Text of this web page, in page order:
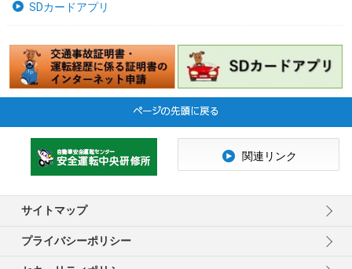
SDカードアプリ
サイトマップ
プライバシーポリシー
関連リンク